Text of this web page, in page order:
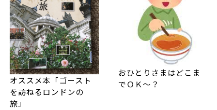
オススメ本「ゴースト
を訪ねるロンドンの
旅」
おひとりさまはどこま
でＯＫ～？